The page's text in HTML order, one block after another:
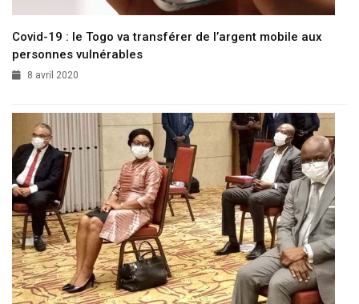
Covid-19 : le Togo va transférer de l’argent mobile aux
personnes vulnérables
8 avril 2020